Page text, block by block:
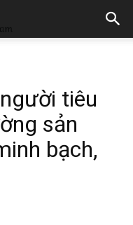
tiêu
sản
bạch,